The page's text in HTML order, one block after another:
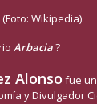
(Foto: Wikipedia)
Arbacia?
Alonso fue
y Divulgador